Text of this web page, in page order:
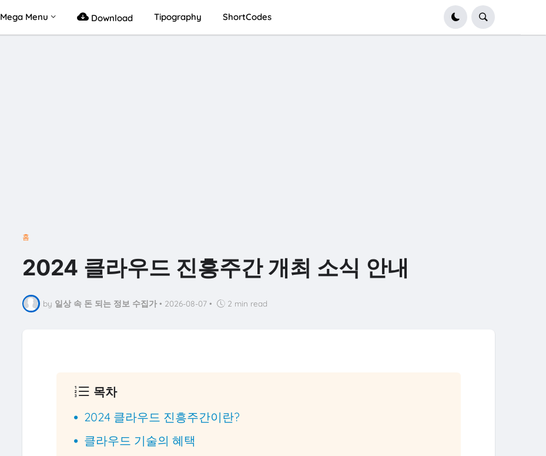
Mega Menu Download Tipography ShortCodes
홈
2024 클라우드 진흥주간 개최 소식 안내
by 일상 속 돈 되는 정보 수집가 • 2026-08-07 • 2 min read
목차
2024 클라우드 진흥주간이란?
클라우드 기술의 혜택